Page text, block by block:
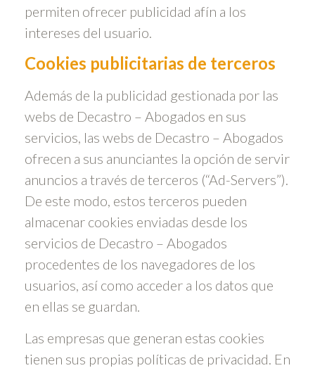
permiten ofrecer publicidad afín a los
intereses del usuario.
Cookies publicitarias de terceros
Además de la publicidad gestionada por las
webs de Decastro – Abogados en sus
servicios, las webs de Decastro – Abogados
ofrecen a sus anunciantes la opción de servir
anuncios a través de terceros (“Ad-Servers”).
De este modo, estos terceros pueden
almacenar cookies enviadas desde los
servicios de Decastro – Abogados
procedentes de los navegadores de los
usuarios, así como acceder a los datos que
en ellas se guardan.
Las empresas que generan estas cookies
tienen sus propias políticas de privacidad. En